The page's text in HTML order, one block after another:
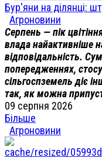
Бур'яни на ділянці:
Агроновини
Серпень — пік
влада найактивніше
відповідальність.
попередженнях,
сільгоспземель діє
так, як можна
09 серпня 2026
Більше
Агроновини